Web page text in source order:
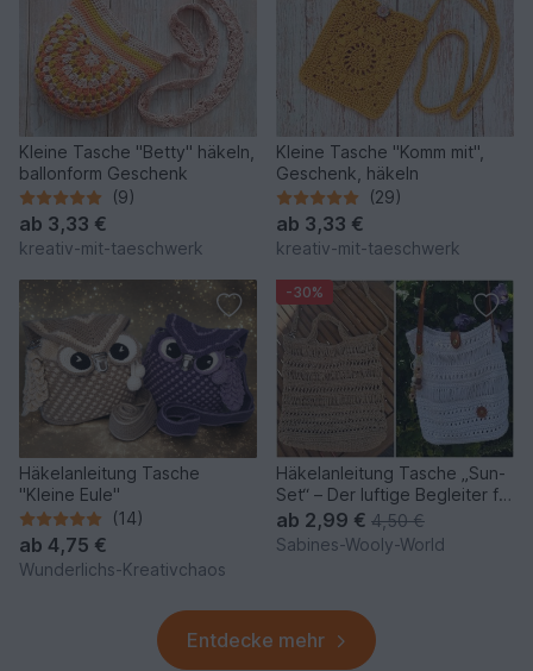
Kleine Tasche "Betty" häkeln,
ballonform Geschenk
(9)
ab 3,33 €
kreativ-mit-taeschwerk
Kleine Tasche "Komm mit",
Geschenk, häkeln
(29)
ab 3,33 €
kreativ-mit-taeschwerk
Häkelanleitung Tasche
"Kleine Eule"
(14)
ab 4,75 €
Wunderlichs-Kreativchaos
-30%
Häkelanleitung Tasche „Sun-
Set“ – Der luftige Begleiter für
Strand & Stadt
ab 2,99 € 4,50 €
Sabines-Wooly-World
Entdecke mehr